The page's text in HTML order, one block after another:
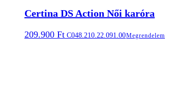
Certina DS Action Női karóra
209.900 Ft C048.210.22.091.00Megrendelem